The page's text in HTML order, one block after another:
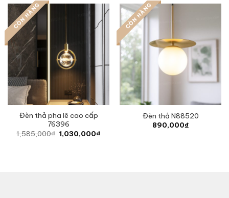
CÒN HÀNG
Đèn thả pha lê cao cấp
76396
1,585,000₫ Original
price
1,030,000₫
CÒN HÀNG
Đèn thả N88520
890,000₫